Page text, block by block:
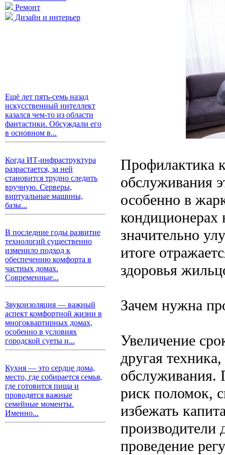
Ремонт
Дизайн и интерьер
Ещё лет пять-семь назад
искусственный интеллект
казался чем-то из области
фантастики. Обсуждали его
в основном в...
Когда ИТ-инфраструктура
разрастается, за ней
становится трудно следить
вручную. Серверы,
виртуальные машины,
базы...
В последние годы развитие
технологий существенно
изменило подход к
обеспечению комфорта в
частных домах.
Современные...
Звукоизоляция — важный
аспект комфортной жизни в
многоквартирных домах,
особенно в условиях
городской суеты и...
Кухня — это сердце дома,
место, где собирается семья,
где готовится пища и
проводятся важные
семейные моменты.
Именно...
Профилактика
обслуживания
особенно в
кондиционерах
значительно
итоге
здоровья
Зачем нужна
Увеличение
другая
обслуживания.
риск поломок,
избежать
производители
проведение